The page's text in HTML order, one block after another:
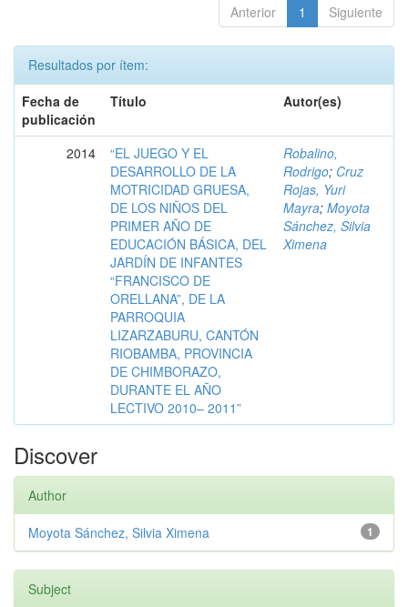
Anterior 1 Siguiente
Resultados por ítem:
Fecha de
publicación
Título Autor(es)
2014
“EL JUEGO Y EL
DESARROLLO DE LA
MOTRICIDAD GRUESA,
DE LOS NIÑOS DEL
PRIMER AÑO DE
EDUCACIÓN BÁSICA, DEL
JARDÍN DE INFANTES
“FRANCISCO DE
ORELLANA”, DE LA
PARROQUIA
LIZARZABURU, CANTÓN
RIOBAMBA, PROVINCIA
DE CHIMBORAZO,
DURANTE EL AÑO
LECTIVO 2010– 2011”
Robalino,
Rodrigo; Cruz
Rojas, Yuri
Mayra; Moyota
Sánchez, Silvia
Ximena
Discover
Author
1
Moyota Sánchez, Silvia Ximena
Subject